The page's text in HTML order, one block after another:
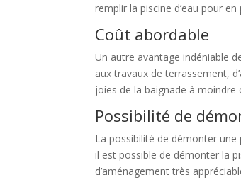
remplir la piscine d’eau pour
Coût abordable
Un autre avantage indéniable
aux travaux de terrassement,
joies de la baignade à moindre
Possibilité de
La possibilité de démonter
il est possible de démonter la
d’aménagement très